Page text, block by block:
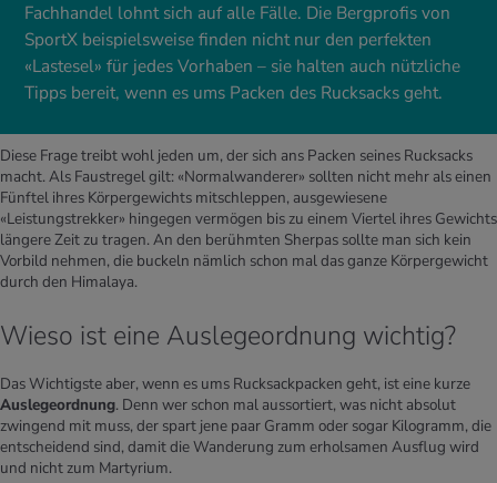
Fachhandel lohnt sich auf alle Fälle. Die Bergprofis von
SportX beispielsweise finden nicht nur den perfekten
«Lastesel» für jedes Vorhaben – sie halten auch nützliche
Tipps bereit, wenn es ums Packen des Rucksacks geht.
Diese Frage treibt wohl jeden um, der sich ans Packen seines Rucksacks
macht. Als Faustregel gilt: «Normalwanderer» sollten nicht mehr als einen
Fünftel ihres Körpergewichts mitschleppen, ausgewiesene
«Leistungstrekker» hingegen vermögen bis zu einem Viertel ihres Gewichts
längere Zeit zu tragen. An den berühmten Sherpas sollte man sich kein
Vorbild nehmen, die buckeln nämlich schon mal das ganze Körpergewicht
durch den Himalaya.
Wieso ist eine Auslegeordnung wichtig?
Das Wichtigste aber, wenn es ums Rucksackpacken geht, ist eine kurze
Auslegeordnung. Denn wer schon mal aussortiert, was nicht absolut
zwingend mit muss, der spart jene paar Gramm oder sogar Kilogramm, die
entscheidend sind, damit die Wanderung zum erholsamen Ausflug wird
und nicht zum Martyrium.